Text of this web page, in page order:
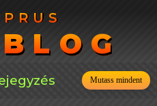
Mutass mindent